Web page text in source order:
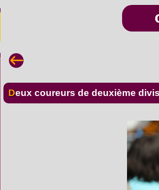
Deux coureurs de deuxième